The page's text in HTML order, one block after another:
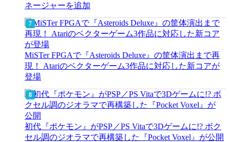
ネージャーを追加
MiSTer FPGAで『Asteroids Deluxe』の筐体演出まで再
現！ Atariのベクターゲーム3作品に対応した新コアが
登場
初代『ポケモン』がPSP／PS Vitaで3Dゲームに!? ボク
セル調のジオラマで再構築した『Pocket Voxel』が公開